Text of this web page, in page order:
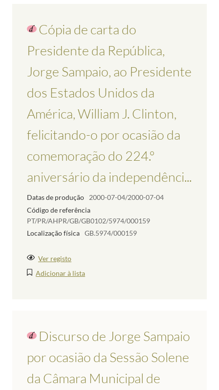
Cópia de carta do
Presidente da República,
Jorge Sampaio, ao Presidente
dos Estados Unidos da
América, William J. Clinton,
felicitando-o por ocasião da
comemoração do 224.º
aniversário da independênci...
Datas de produção
2000-07-04/2000-07-04
Código de referência
PT/PR/AHPR/GB/GB0102/5974/000159
Localização física GB.5974/000159
Ver registo
Adicionar à lista
Discurso de Jorge Sampaio
por ocasião da Sessão Solene
da Câmara Municipal de